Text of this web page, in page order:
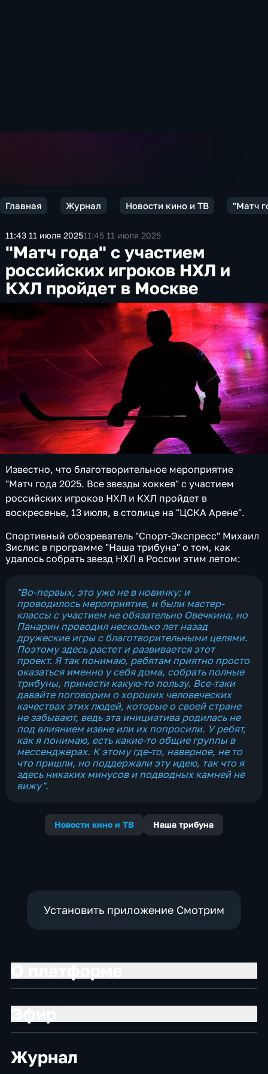
Главная Журнал Новости кино и ТВ "Матч
11:43 11 июля 202511:45 11 июля 2025
"Матч года" с участием
российских игроков НХЛ и
КХЛ пройдет в Москве
Известно, что благотворительное мероприятие
"Матч года 2025. Все звезды хоккея" с участием
российских игроков НХЛ и КХЛ пройдет в
воскресенье, 13 июля, в столице на "ЦСКА Арене".
Спортивный обозреватель "Спорт-Экспресс" Михаил
Зислис в программе "Наша трибуна" о том, как
удалось собрать звезд НХЛ в России этим летом:
"Во-первых, это уже не в новинку: и
проводилось мероприятие, и были мастер-
классы с участием не обязательно Овечкина, но
Панарин проводил несколько лет назад
дружеские игры с благотворительными целями.
Поэтому здесь растет и развивается этот
проект. Я так понимаю, ребятам приятно просто
оказаться именно у себя дома, собрать полные
трибуны, принести какую-то пользу. Все-таки
давайте поговорим о хороших человеческих
качествах этих людей, которые о своей стране
не забывают, ведь эта инициатива родилась не
под влиянием извне или их попросили. У ребят,
как я понимаю, есть какие-то общие группы в
мессенджерах. К этому где-то, наверное, не то
что пришли, но поддержали эту идею, так что я
здесь никаких минусов и подводных камней не
вижу".
Новости кино и ТВ Наша трибуна
Установить приложение Смотрим
Журнал